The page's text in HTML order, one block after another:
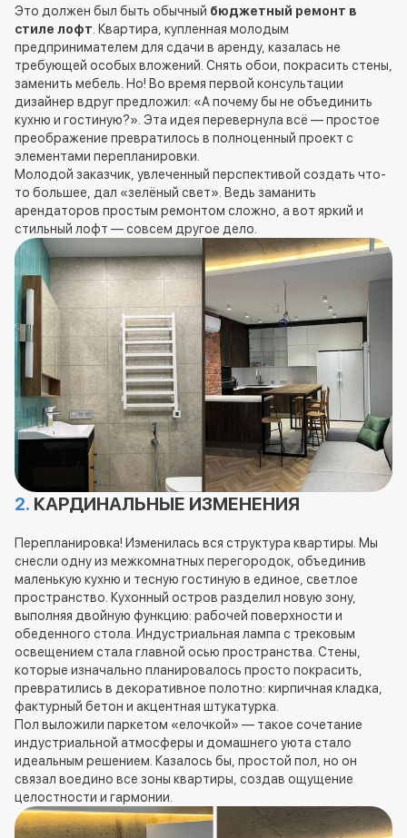
Это должен был быть обычный бюджетный ремонт в
стиле лофт . Квартира, купленная молодым
предпринимателем для сдачи в аренду, казалась не
требующей особых вложений. Снять обои, покрасить стены,
заменить мебель. Но! Во время первой консультации
дизайнер вдруг предложил: «А почему бы не объединить
кухню и гостиную?». Эта идея перевернула всё — простое
преображение превратилось в полноценный проект с
элементами перепланировки.
Молодой заказчик, увлеченный перспективой создать что-
то большее, дал «зелёный свет». Ведь заманить
арендаторов простым ремонтом сложно, а вот яркий и
стильный лофт — совсем другое дело.
2. КАРДИНАЛЬНЫЕ ИЗМЕНЕНИЯ
Перепланировка! Изменилась вся структура квартиры. Мы
снесли одну из межкомнатных перегородок, объединив
маленькую кухню и тесную гостиную в единое, светлое
пространство. Кухонный остров разделил новую зону,
выполняя двойную функцию: рабочей поверхности и
обеденного стола. Индустриальная лампа с трековым
освещением стала главной осью пространства. Стены,
которые изначально планировалось просто покрасить,
превратились в декоративное полотно: кирпичная кладка,
фактурный бетон и акцентная штукатурка.
Пол выложили паркетом «елочкой» — такое сочетание
индустриальной атмосферы и домашнего уюта стало
идеальным решением. Казалось бы, простой пол, но он
связал воедино все зоны квартиры, создав ощущение
целостности и гармонии.